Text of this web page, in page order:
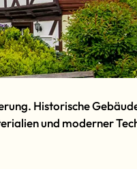
Historische
und moderner